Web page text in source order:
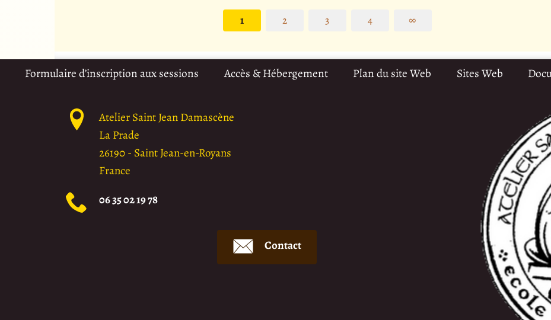
1
2 3 4 ∞
Formulaire d’inscription aux sessions Accès & Hébergement Plan du site Web Sites Web
Atelier Saint Jean Damascène
La Prade
26190- Saint Jean-en-Royans
France
06 35 02 19 78
Contact